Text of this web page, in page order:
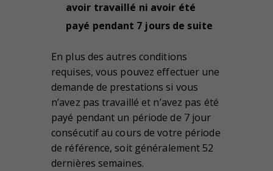
avoir travaillé ni avoir été
payé pendant 7 jours de suite
En plus des autres conditions
requises, vous pouvez effectuer une
demande de prestations si vous
n’avez pas travaillé et n’avez pas été
payé pendant un période de 7 jour
consécutif au cours de votre période
de référence, soit généralement 52
dernières semaines.